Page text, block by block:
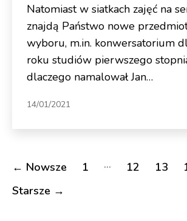
Natomiast w siatkach zajęć na
znajdą Państwo nowe
wyboru, m.in. konwersatorium
roku studiów pierwszego
dlaczego namalował Jan…
14/01/2021
Nawigacja
po
← Nowsze 1 … 12 13
Starsze →